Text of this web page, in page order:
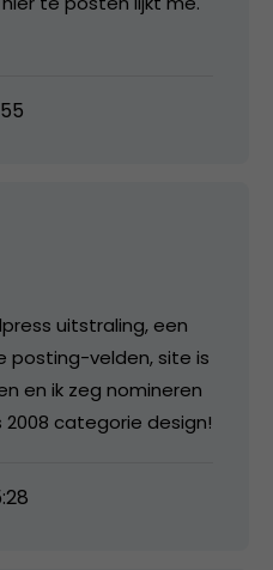
uitstraling, een
posting-velden, site is
en ik zeg nomineren
categorie design!